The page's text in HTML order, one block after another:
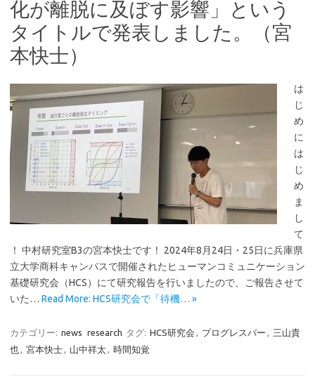
化が離脱に及ぼす影響」という
タイトルで発表しました。（宮
本快士）
は
じ
め
に
は
じ
め
ま
し
て
！ 中村研究室B3の宮本快士です！ 2024年8月24日・25日に兵庫県
立大学商科キャンパスで開催されたヒューマンコミュニケーション
基礎研究会（HCS）にて研究報告を行いましたので、ご報告させて
いた… Read More: HCS研究会で「待機… »
カテゴリー: news research タグ: HCS研究会 , プログレスバー , 三山貴
也, 宮本快士, 山中祥太, 時間知覚